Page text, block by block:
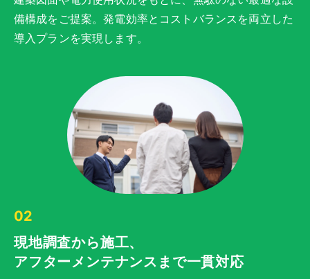
備構成をご提案。発電効率とコストバランスを両立した
導入プランを実現します。
02
現地調査から施工、
アフターメンテナンスまで一貫対応